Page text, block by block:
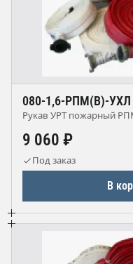
080-1,6-РПМ(В)-УХЛ
Рукав УРТ пожарный
9 060 ₽
Под заказ
В